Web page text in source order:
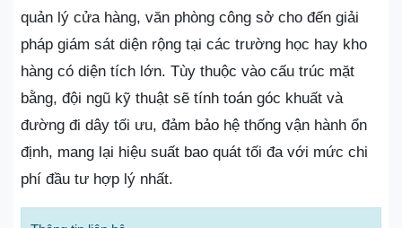
quản lý cửa hàng, văn phòng công sở cho đến giải
pháp giám sát diện rộng tại các trường học hay kho
hàng có diện tích lớn. Tùy thuộc vào cấu trúc mặt
bằng, đội ngũ kỹ thuật sẽ tính toán góc khuất và
đường đi dây tối ưu, đảm bảo hệ thống vận hành ổn
định, mang lại hiệu suất bao quát tối đa với mức chi
phí đầu tư hợp lý nhất.